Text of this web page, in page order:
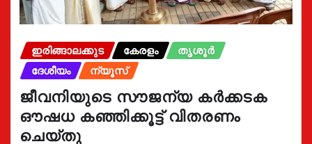
ഇരിങ്ങാലക്കുട കേരളം
തൃശൂർ
ദേശീയം
ന്യൂസ്
ജീവനിയുടെ സൗജന്യ കർക്കടക
ഔഷധ കഞ്ഞിക്കൂട്ട് വിതരണം
ചെയ്തു